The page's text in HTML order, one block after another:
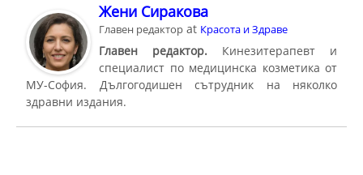
Жени Сиракова
Главен редактор at Красота и Здраве
Главен редактор. Кинезитерапевт и
специалист по медицинска козметика от
МУ-София. Дългогодишен сътрудник на няколко
здравни издания.